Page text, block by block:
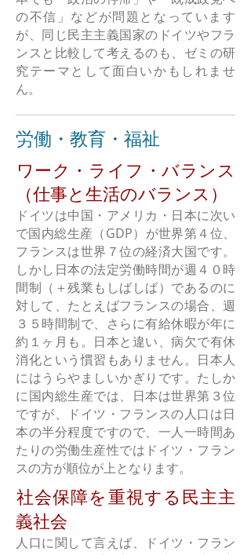
の不信」などが問題となっています
が、同じ民主主義国家のドイツやフラ
ンスと比較して考えるのも、ゼミの研
究テーマとして面白いかもしれませ
ん。
労働・教育・福祉
​ワーク・ライフ・バランス
（仕事と生活のバランス）
ドイツは中国・アメリカ・日本に次い
で国内総生産（GDP）が世界第４位、
フランスは世界７位の経済大国です。
しかし日本の法定労働時間が週４０時
間制（＋残業もしばしば）であるのに
対して、たとえばフランスの場合、週
３５ 時間制で、さらに有給休暇が年に
約１ヶ月も。日本と違い、病欠で有休
消化という慣習もありません。日本人
にはうらやましいかぎりです。たしか
に国内総生産では、日本は世界第３位
ですが、ドイツ・フランスの人口は日
本の半分程度ですので、一人一時間あ
たりの労働生産性ではドイツ・フラン
スの方が順位が上となります。
​社会保障を重視する民主主
義社会
人口に関して言えば、ドイツ・フラン